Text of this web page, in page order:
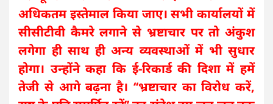
अधिकतम इस्तेमाल किया जाए। सभी कार्यालयों में
सीसीटीवी कैमरे लगाने से भ्रष्टाचार पर तो अंकुश
लगेगा ही साथ ही अन्य व्यवस्थाओं में भी सुधार
होगा। उन्होंने कहा कि ई-रिकार्ड की दिशा में हमें
तेजी से आगे बढ़ना है। ‘‘भ्रष्टाचार का विरोध करें,